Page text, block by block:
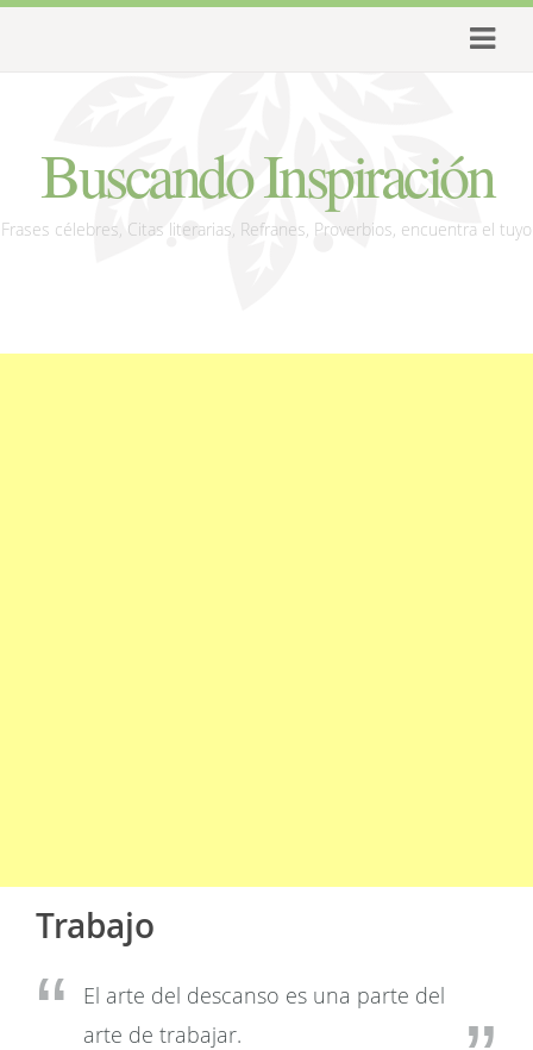
Buscando Inspiración
Frases célebres, Citas literarias, Refranes, Proverbios, encuentra el tuyo
Trabajo
El arte del descanso es una parte del
arte de trabajar.